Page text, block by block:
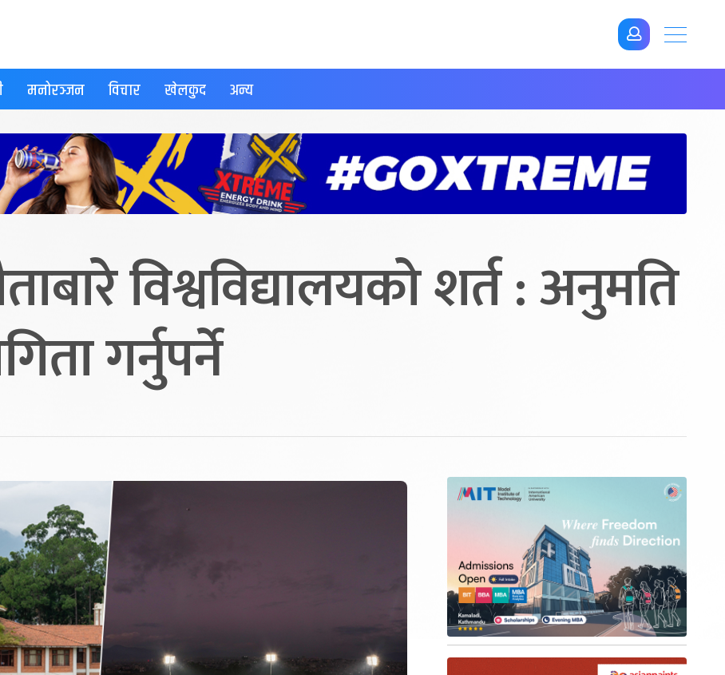
मनोरञ्जन विचार खेलकुद अन्य
विश्वविद्यालयको शर्त : अनुमति
गर्नुपर्ने